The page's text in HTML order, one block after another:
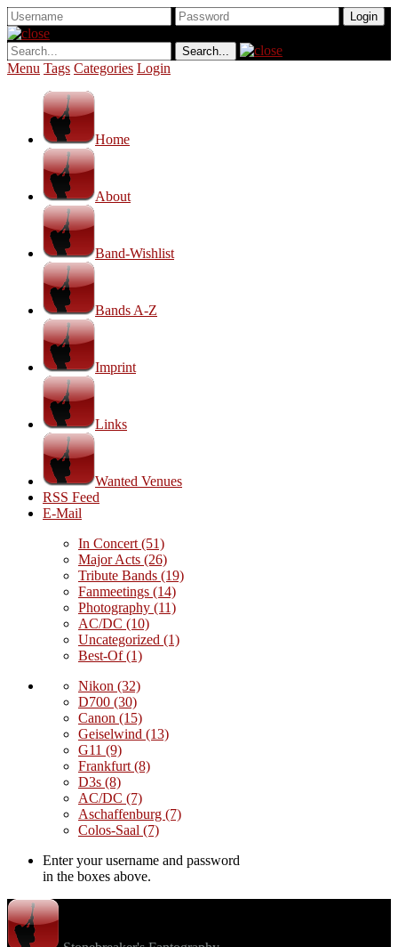
Menu Tags Categories Login
Home
About
Band-Wishlist
Bands A-Z
Imprint
Links
Wanted Venues
RSS Feed
E-Mail
In Concert (51)
Major Acts (26)
Tribute Bands (19)
Fanmeetings (14)
Photography (11)
AC/DC (10)
Uncategorized (1)
Best-Of(1)
Nikon (32)
D700 (30)
Canon (15)
Geiselwind (13)
G11 (9)
Frankfurt (8)
D3s (8)
AC/DC (7)
Aschaffenburg (7)
Colos-Saal (7)
Enter your username and password
in the boxes above.